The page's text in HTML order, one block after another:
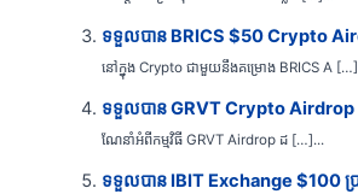
ទទួលបាន BRICS $50 Crypto
នៅក្នុង Crypto ជាមួយនឹងគម្រោង BRICS A
ទទួលបាន GRVT Crypto Airdrop
ណែនាំអំពីកម្មវិធី GRVT Airdrop ដ […]...
ទទួលបាន IBIT Exchange $100 ប្រា